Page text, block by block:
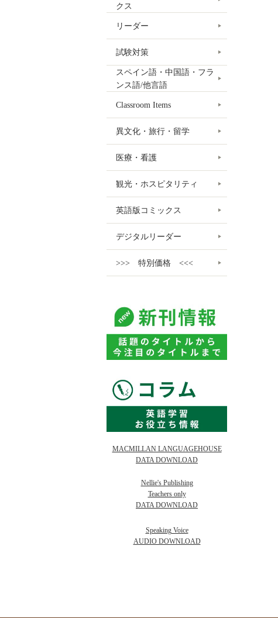
クス
リーダー
試験対策
スペイン語・中国語・フラ
ンス語/他言語
Classroom Items
異文化・旅行・留学
医療・看護
観光・ホスピタリティ
英語版コミックス
デジタルリーダー
>>> 特別価格 <<<
MACMILLAN LANGUAGEHOUSE
DATA DOWNLOAD
Nellie's Publishing
Teachers only
DATA DOWNLOAD
Speaking Voice
AUDIO DOWNLOAD